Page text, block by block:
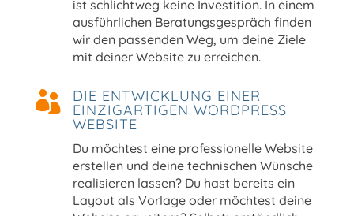
ist schlichtweg keine Investition. In einem
ausführlichen Beratungsgespräch finden
wir den passenden Weg, um deine Ziele
mit deiner Website zu erreichen.
 DIE ENTWICKLUNG EINER
EINZIGARTIGEN WORDPRESS
WEBSITE
Du möchtest eine professionelle Website
erstellen und deine technischen Wünsche
realisieren lassen? Du hast bereits ein
Layout als Vorlage oder möchtest deine